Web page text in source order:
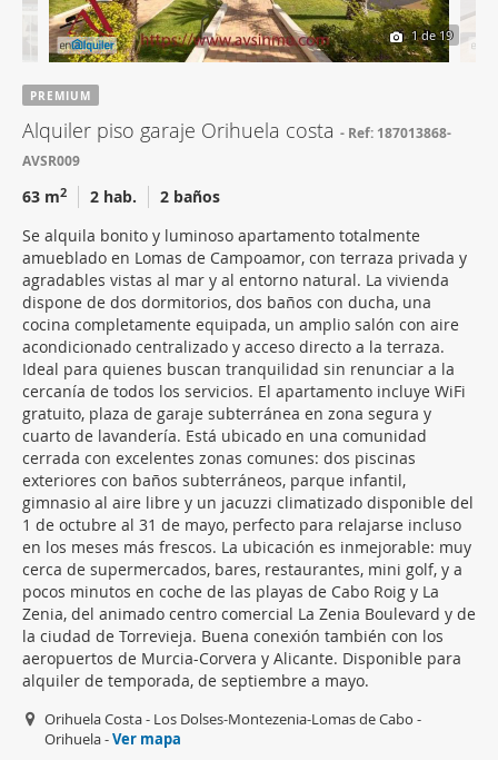
1de 19
PREMIUM
Alquiler piso garaje Orihuela costa
Ref: 187013868-
AVSR009
63 m2 2 hab.
2 baños
Se alquila bonito y luminoso apartamento totalmente
amueblado en Lomas de Campoamor, con terraza privada y
agradables vistas al mar y al entorno natural. La vivienda
dispone de dos dormitorios, dos baños con ducha, una
cocina completamente equipada, un amplio salón con aire
acondicionado centralizado y acceso directo a la terraza.
Ideal para quienes buscan tranquilidad sin renunciar a la
cercanía de todos los servicios. El apartamento incluye WiFi
gratuito, plaza de garaje subterránea en zona segura y
cuarto de lavandería. Está ubicado en una comunidad
cerrada con excelentes zonas comunes: dos piscinas
exteriores con baños subterráneos, parque infantil,
gimnasio al aire libre y un jacuzzi climatizado disponible del
1 de octubre al 31 de mayo, perfecto para relajarse incluso
en los meses más frescos. La ubicación es inmejorable: muy
cerca de supermercados, bares, restaurantes, mini golf, y a
pocos minutos en coche de las playas de Cabo Roig y La
Zenia, del animado centro comercial La Zenia Boulevard y de
la ciudad de Torrevieja. Buena conexión también con los
aeropuertos de Murcia-Corvera y Alicante. Disponible para
alquiler de temporada, de septiembre a mayo.
Orihuela Costa - Los Dolses-Montezenia-Lomas de Cabo -
Orihuela -Ver mapa